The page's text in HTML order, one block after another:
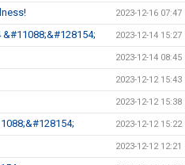
2023-12-16 07:47
2023-12-14 15:27
2023-12-14 08:45
2023-12-12 15:43
2023-12-12 15:38
2023-12-12 15:22
2023-12-12 12:21